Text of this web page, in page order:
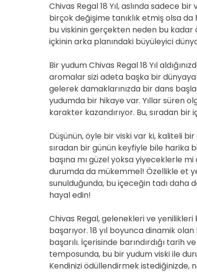
Chivas Regal 18 Yıl, aslında sadece
birçok değişime tanıklık etmiş olsa
bu viskinin gerçekten neden bu kadar
içkinin arka planındaki büyüleyici
Bir yudum Chivas Regal 18 Yıl
aromalar sizi adeta başka bir
gelerek damaklarınızda bir dans
yudumda bir hikaye var. Yıllar süren
karakter kazandırıyor. Bu, sıradan
Düşünün, öyle bir viski var ki, kaliteli
sıradan bir günün keyfiyle bile harika
başına mı güzel yoksa yiyeceklerle
durumda da mükemmel! Özellikle et
sunulduğunda, bu içeceğin tadı daha
hayal edin!
Chivas Regal, gelenekleri ve
başarıyor. 18 yıl boyunca dinamik
başarılı. İçerisinde barındırdığı tarih
temposunda, bu bir yudum viski ile
Kendinizi ödüllendirmek istediğinizde,